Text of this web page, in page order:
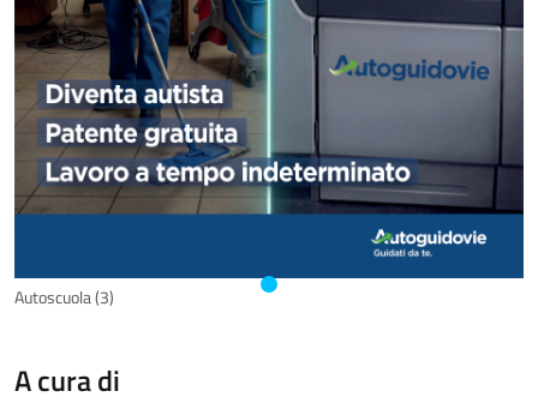
Autoscuola (3)
A cura di